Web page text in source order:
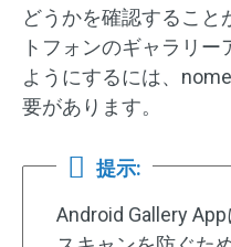
どうかを確認すること
トフォンのギャラリ
ようにするには、
要があります。
提示:
Android Gallery